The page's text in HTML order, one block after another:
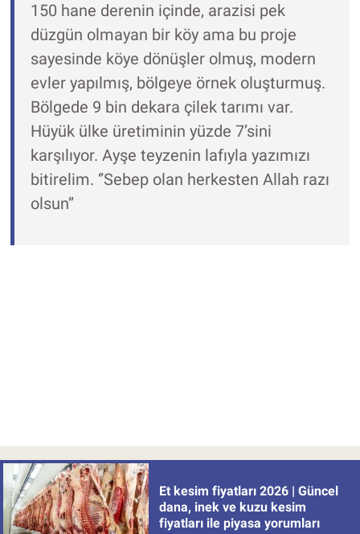
150 hane derenin içinde, arazisi pek
düzgün olmayan bir köy ama bu proje
sayesinde köye dönüşler olmuş, modern
evler yapılmış, bölgeye örnek oluşturmuş.
Bölgede 9 bin dekara çilek tarımı var.
Hüyük ülke üretiminin yüzde 7’sini
karşılıyor. Ayşe teyzenin lafıyla yazımızı
bitirelim. ‘’Sebep olan herkesten Allah razı
olsun’’
Et kesim fiyatları 2026 | Güncel
dana, inek ve kuzu kesim
fiyatları ile piyasa yorumları